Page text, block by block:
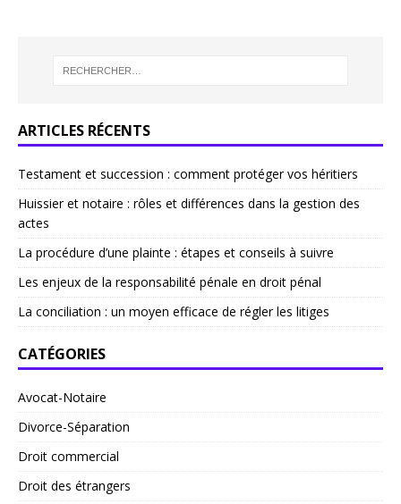
ARTICLES RÉCENTS
Testament et succession : comment protéger vos héritiers
Huissier et notaire : rôles et différences dans la gestion des
actes
La procédure d’une plainte : étapes et conseils à suivre
Les enjeux de la responsabilité pénale en droit pénal
La conciliation : un moyen efficace de régler les litiges
CATÉGORIES
Avocat-Notaire
Divorce-Séparation
Droit commercial
Droit des étrangers